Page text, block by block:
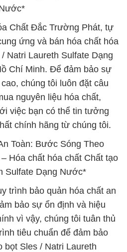
Chất Đắc Trường Phát, tự
ứng và bán hóa chất hóa
Natri Laureth Sulfate Dạng
Chí Minh. Để đảm bảo sự
chúng tôi luôn đặt câu
nguyên liệu hóa chất,
việc bạn có thể tin tưởng
chính hãng từ chúng tôi.
Toàn: Bước Sóng Theo
Hóa chất hóa chất Chất tạo
Sulfate Dạng Nước*
trình bảo quản hóa chất an
bảo sự ổn định và hiệu
vì vậy, chúng tôi tuân thủ
tiêu chuẩn để đảm bảo
bọt Sles / Natri Laureth